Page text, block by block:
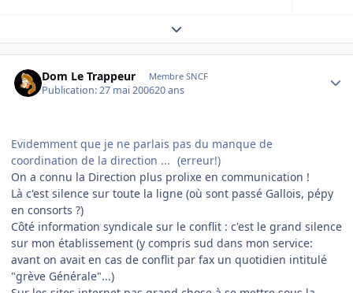
Expand topic overview
Dom Le Trappeur Membre SNCF
Publication:27 mai 200620 ans
Evidemment que je ne parlais pas du manque de
coordination de la direction ... (erreur!)
On a connu la Direction plus prolixe en communication !
Là c'est silence sur toute la ligne (où sont passé Gallois, pépy
en consorts ?)
Côté information syndicale sur le conflit : c'est le grand silence
sur mon établissement (y compris sud dans mon service:
avant on avait en cas de conflit par fax un quotidien intitulé
"grève Générale"...)